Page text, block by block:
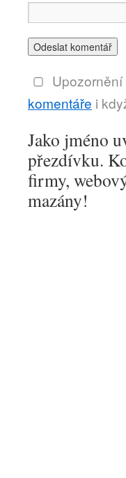
komentáře i
Jako jméno
přezdívku.
firmy,
mazány!